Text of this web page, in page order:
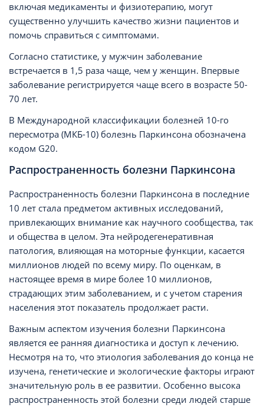
включая медикаменты и физиотерапию, могут
существенно улучшить качество жизни пациентов и
помочь справиться с симптомами.
Согласно статистике, у мужчин заболевание
встречается в 1,5 раза чаще, чем у женщин. Впервые
заболевание регистрируется чаще всего в возрасте 50-
70 лет.
В Международной классификации болезней 10-го
пересмотра (МКБ-10) болезнь Паркинсона обозначена
кодом G20.
Распространенность болезни Паркинсона
Распространенность болезни Паркинсона в последние
10 лет стала предметом активных исследований,
привлекающих внимание как научного сообщества, так
и общества в целом. Эта нейродегенеративная
патология, влияющая на моторные функции, касается
миллионов людей по всему миру. По оценкам, в
настоящее время в мире более 10 миллионов,
страдающих этим заболеванием, и с учетом старения
населения этот показатель продолжает расти.
Важным аспектом изучения болезни Паркинсона
является ее ранняя диагностика и доступ к лечению.
Несмотря на то, что этиология заболевания до конца не
изучена, генетические и экологические факторы играют
значительную роль в ее развитии. Особенно высока
распространенность этой болезни среди людей старше